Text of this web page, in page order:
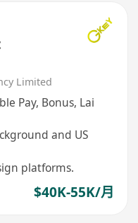
Limited
Pay, Bonus, Lai
and US
platforms.
$40K-55K/月